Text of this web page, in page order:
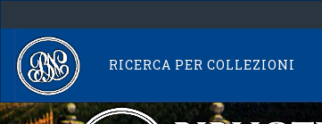
navigation
RICERCA PER COLLEZIONI